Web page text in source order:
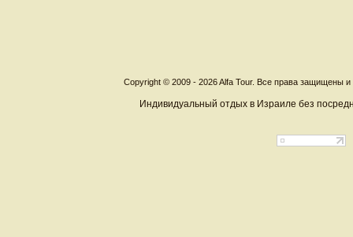
Copyright © 2009 - 2026 Alfa Tour. Все права защищены и
Индивидуальный отдых в Израиле без